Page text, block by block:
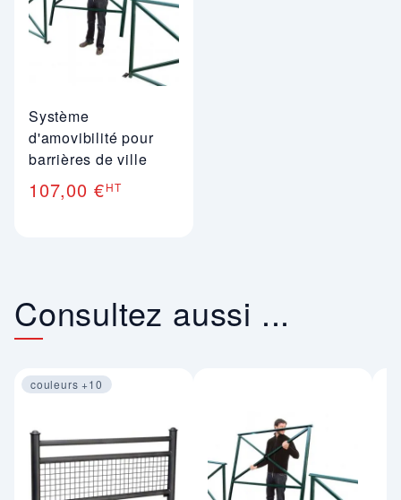
Système
d'amovibilité pour
barrières de ville
107,00 €HT
Consultez aussi ...
couleurs +10